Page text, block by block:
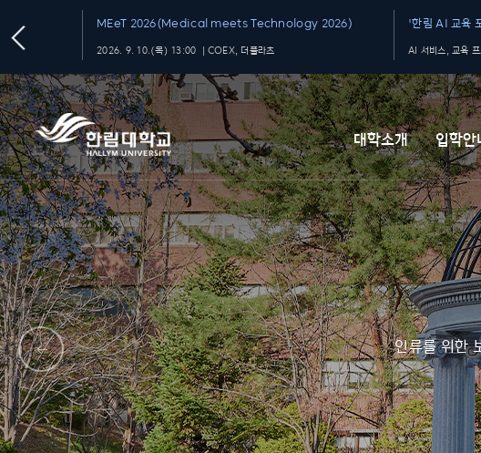
MEeT 2026(Medical meets Technology 2026)
2026. 9. 10.(목) 13:00 ｜COEX, 더플라츠
'한림 AI 교육
AI 서비스, 교육
대학소개 입학안
인류를 위한